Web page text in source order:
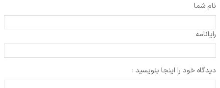
نام شما
رایانامه
دیدگاه خود را اینجا بنویسید :